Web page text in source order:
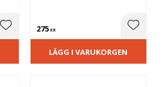
Lägg till i favoriter
275KR Lägg
LÄGG I VARUKORGEN